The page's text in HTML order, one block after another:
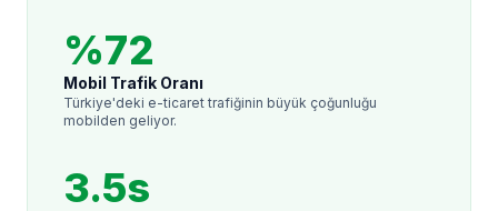
%72
Mobil Trafik Oranı
Türkiye'deki e-ticaret trafiğinin büyük çoğunluğu
mobilden geliyor.
3.5s